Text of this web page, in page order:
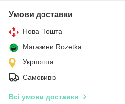
Умови доставки
Нова Пошта
Магазини Rozetka
Укрпошта
Самовивіз
Всі умови доставки